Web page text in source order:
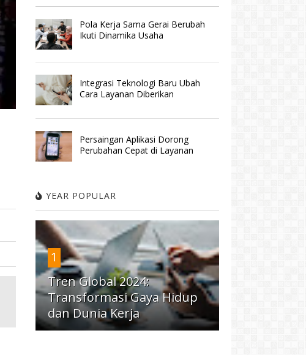
Pola Kerja Sama Gerai Berubah
Ikuti Dinamika Usaha
Integrasi Teknologi Baru Ubah
Cara Layanan Diberikan
Persaingan Aplikasi Dorong
Perubahan Cepat di Layanan
YEAR POPULAR
1
Tren Global 2024:
Transformasi Gaya Hidup
dan Dunia Kerja